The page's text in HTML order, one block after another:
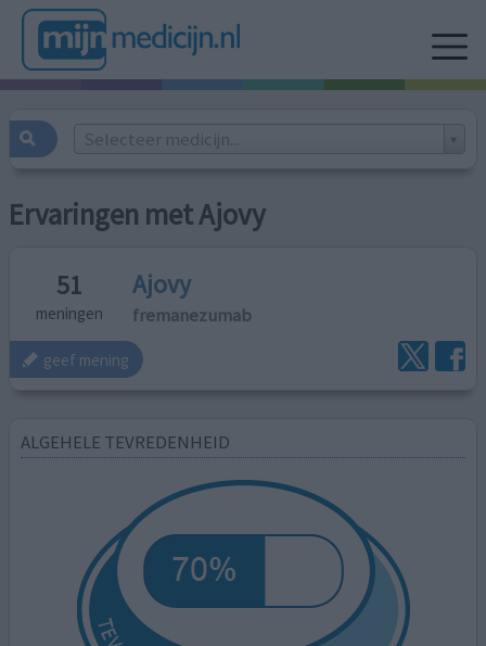
Selecteer medicijn...
Ervaringen met Ajovy
51
meningen
Ajovy
fremanezumab
geef mening
ALGEHELE TEVREDENHEID